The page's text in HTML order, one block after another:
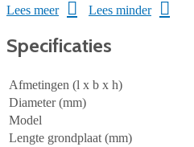
Lees meer
Lees minder
Specificaties
Afmetingen (l x b x h)
Diameter (mm)
Model
Lengte grondplaat (mm)